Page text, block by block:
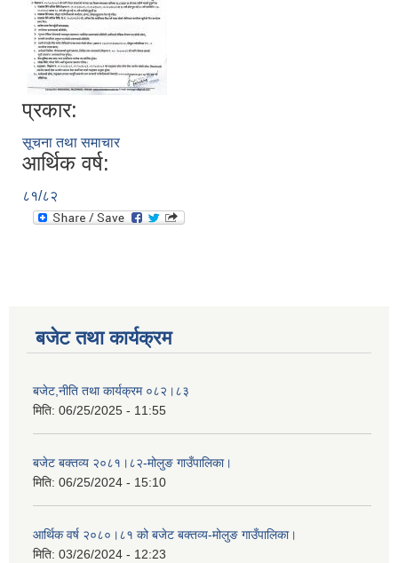
प्रकार:
सूचना तथा समाचार
आर्थिक वर्ष:
८१/८२
बजेट तथा कार्यक्रम
बजेट,नीति तथा कार्यक्रम ०८२।८३
मिति: 06/25/2025 - 11:55
बजेट बक्तव्य २०८१।८२-मोलुङ गाउँपालिका।
मिति: 06/25/2024 - 15:10
आर्थिक वर्ष २०८०।८१ को बजेट बक्तव्य-मोलुङ गाउँपालिका।
मिति: 03/26/2024 - 12:23